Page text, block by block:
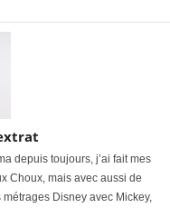
depuis toujours, j’ai fait mes
Choux, mais avec aussi de
Disney avec Mickey,